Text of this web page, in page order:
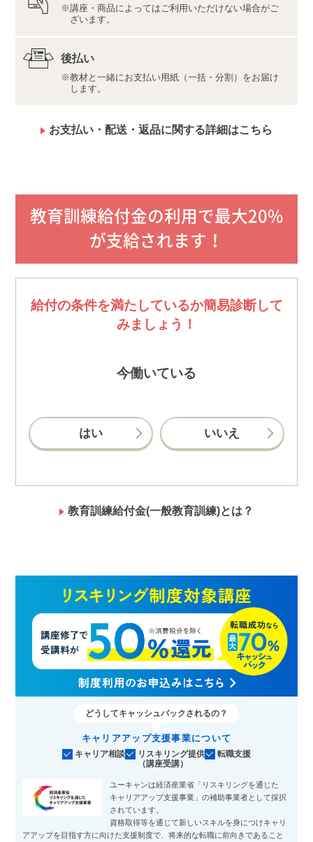
インターネット接続料金等はお客様のご負担となりま
す。通信量の上限のない、または上限に余裕のある回
法改正や試験に関する情報の変更があった際には、適
宜お知らせし、写真の教材と併せて学習していただく
場合があります。
講座・商品によってはご利用いただけない場合がご
ざいます。
後払い
教材と一緒にお支払い用紙（一括・分割）をお届け
します。
お支払い・配送・返品に関する詳細はこちら
教育訓練給付金の利用で最大20%
が支給されます！
給付の条件を満たしているか簡易診断して
みましょう！
今働いている
はい いいえ
教育訓練給付金(一般教育訓練)とは？
どうしてキャッシュバックされるの？
キャリアアップ支援事業について
キャリア相談
リスキリング提供
（講座受講）
転職支援
ユーキャンは経済産業省「リスキリングを通じた
キャリアアップ支援事業」の補助事業者として採択
されています。
資格取得等を通じて新しいスキルを身につけキャリ
アアップを目指す方に向けた支援制度で、将来的な転職に前向きであること